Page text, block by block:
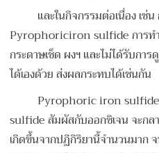
และในกิจกรรมต่อเนื่อง เช่
Pyrophoriciron sulfide การทำ
กระดาษเช็ด ผงฯ และไม่ได้รับกา
ได้เองด้วย ส่งผลกระทบได้เช่นกัน
Pyrophoric iron sulfide
sulfide สัมผัสกับออกซิเจน จะก
เกิดขึ้นจากปฏิกิริยานี้จำนวนมาก